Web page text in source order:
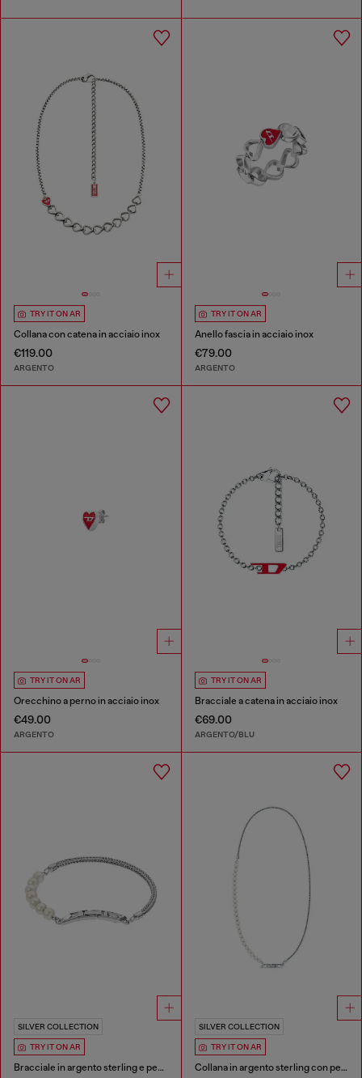
TRY IT ON AR
Collana con catena in acciaio inox
€119.00
ARGENTO
TRY IT ON AR
Anello fascia in acciaio inox
€79.00
ARGENTO
TRY IT ON AR
Orecchino a perno in acciaio inox
€49.00
ARGENTO
TRY IT ON AR
Bracciale a catena in acciaio inox
€69.00
ARGENTO/BLU
SILVER COLLECTION
TRY IT ON AR
Bracciale in argento sterling e perle
SILVER COLLECTION
TRY IT ON AR
Collana in argento sterling con perle